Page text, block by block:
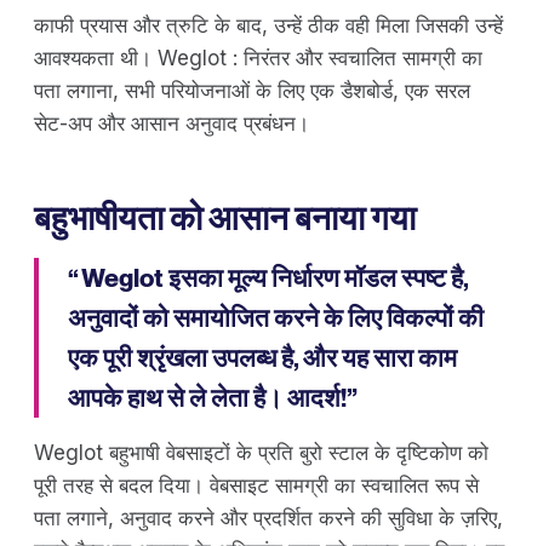
काफी प्रयास और त्रुटि के बाद, उन्हें ठीक वही मिला जिसकी उन्हें
आवश्यकता थी। Weglot : निरंतर और स्वचालित सामग्री का
पता लगाना, सभी परियोजनाओं के लिए एक डैशबोर्ड, एक सरल
सेट-अप और आसान अनुवाद प्रबंधन।
बहुभाषीयता को आसान बनाया गया
“ Weglot इसका मूल्य निर्धारण मॉडल स्पष्ट है,
अनुवादों को समायोजित करने के लिए विकल्पों की
एक पूरी श्रृंखला उपलब्ध है, और यह सारा काम
आपके हाथ से ले लेता है। आदर्श!”
Weglot बहुभाषी वेबसाइटों के प्रति बुरो स्टाल के दृष्टिकोण को
पूरी तरह से बदल दिया। वेबसाइट सामग्री का स्वचालित रूप से
पता लगाने, अनुवाद करने और प्रदर्शित करने की सुविधा के ज़रिए,